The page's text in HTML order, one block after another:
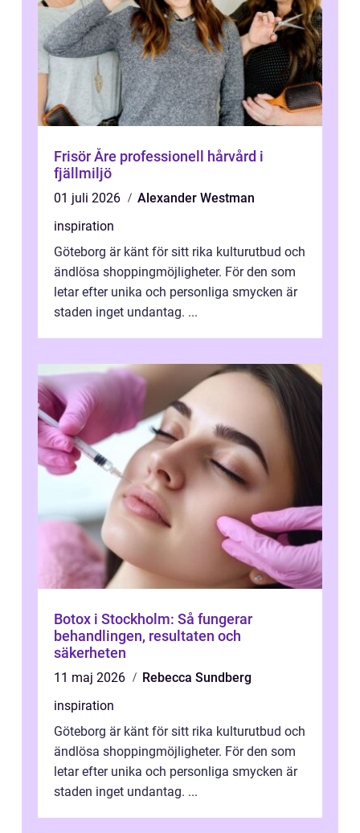
Frisör Åre professionell hårvård i
fjällmiljö
01 juli 2026
Alexander Westman
inspiration
Göteborg är känt för sitt rika kulturutbud och
ändlösa shoppingmöjligheter. För den som
letar efter unika och personliga smycken är
staden inget undantag. ...
Botox i Stockholm: Så fungerar
behandlingen, resultaten och
säkerheten
11 maj 2026
Rebecca Sundberg
inspiration
Göteborg är känt för sitt rika kulturutbud och
ändlösa shoppingmöjligheter. För den som
letar efter unika och personliga smycken är
staden inget undantag. ...